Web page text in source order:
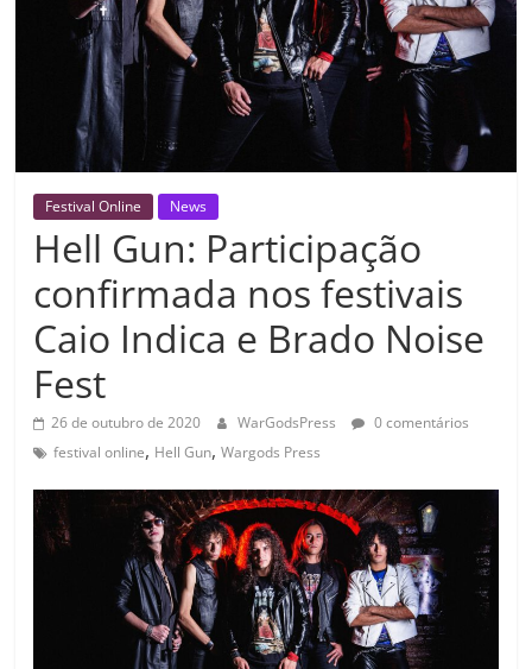
Festival Online News
Hell Gun: Participação
confirmada nos festivais
Caio Indica e Brado Noise
Fest
26 de outubro de 2020 WarGodsPress
0 comentários
festival online, Hell Gun,Wargods Press